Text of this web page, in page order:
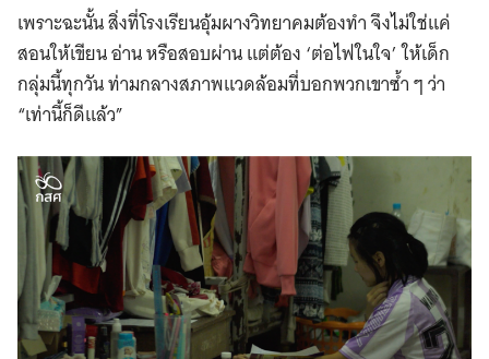
เพราะฉะนั้น สิ่งที่โรงเรียนอุ้มผางวิทยาคมต้องทำ จึงไม่ใช่แค่
สอนให้เขียน อ่าน หรือสอบผ่าน แต่ต้อง ‘ต่อไฟในใจ’ ให้เด็ก
กลุ่มนี้ทุกวัน ท่ามกลางสภาพแวดล้อมที่บอกพวกเขาซ้ำ ๆ ว่า
“เท่านี้ก็ดีแล้ว”